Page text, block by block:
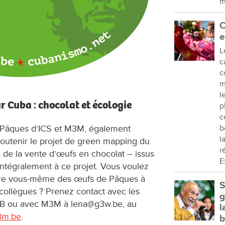
Cuba : chocolat et écologie
d’ICS et M3M, également
le projet de green mapping du
la vente d’œufs en chocolat – issus
à ce projet. Vous voulez
vous-même des œufs de Pâques à
? Prenez contact avec les
ou avec M3M à lena@g3w.be, au
.